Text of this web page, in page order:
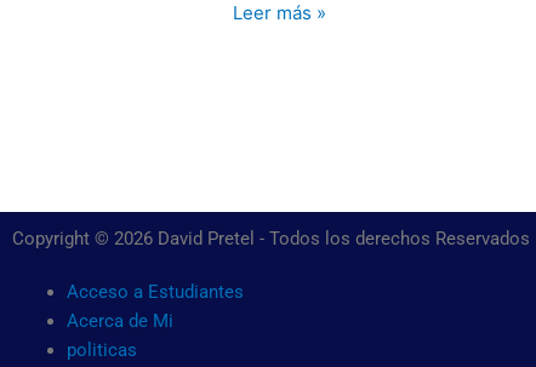
Leer más »
Copyright © 2026 David Pretel - Todos los derechos Reservados
Acceso a Estudiantes
Acerca de Mi
politicas